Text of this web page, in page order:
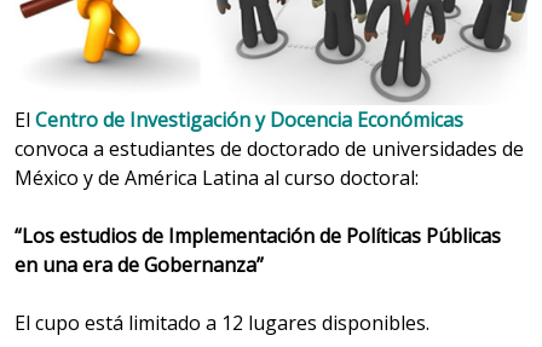
El Centro de Investigación y Docencia Económicas
convoca a estudiantes de doctorado de universidades de
México y de América Latina al curso doctoral:
“Los estudios de Implementación de Políticas Públicas
en una era de Gobernanza”
El cupo está limitado a 12 lugares disponibles.